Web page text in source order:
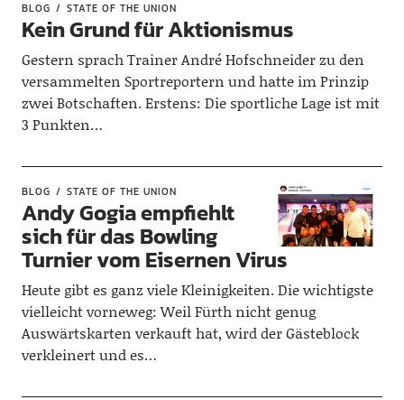
BLOG STATE OF THE UNION
Kein Grund für Aktionismus
Gestern sprach Trainer André Hofschneider zu den
versammelten Sportreportern und hatte im Prinzip
zwei Botschaften. Erstens: Die sportliche Lage ist mit
3 Punkten…
BLOG STATE OF THE UNION
Andy Gogia empfiehlt
sich für das Bowling
Turnier vom Eisernen Virus
Heute gibt es ganz viele Kleinigkeiten. Die wichtigste
vielleicht vorneweg: Weil Fürth nicht genug
Auswärtskarten verkauft hat, wird der Gästeblock
verkleinert und es…